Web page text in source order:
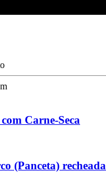
Carne-Seca
(Panceta) recheada